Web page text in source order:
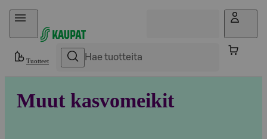
Hyppää sisältöön
Tuotteet
Muut kasvomeikit